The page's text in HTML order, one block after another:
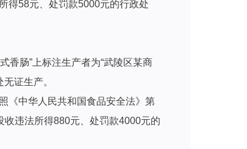
得58元、处罚款5000元的行政处
香肠”上标注生产者为“武陵区某商
证生产。
《中华人民共和国食品安全法》第
收违法所得880元、处罚款4000元的